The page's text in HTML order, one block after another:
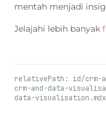
mentah menjadi
Jelajahi lebih banyak
relativePath: id/crm-
crm-and-data-
data-visualisation.mdx